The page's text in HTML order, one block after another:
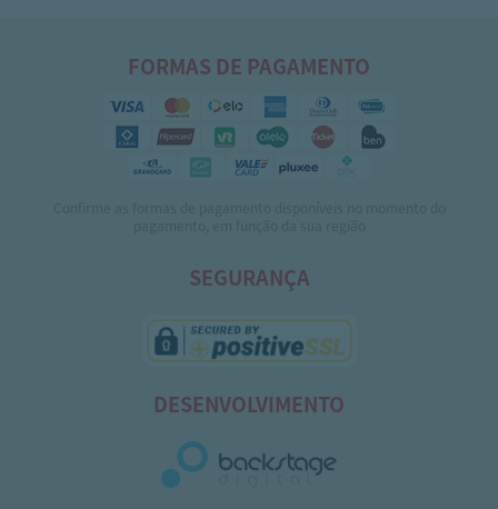
FORMAS DE PAGAMENTO
SEGURANÇA
DESENVOLVIMENTO